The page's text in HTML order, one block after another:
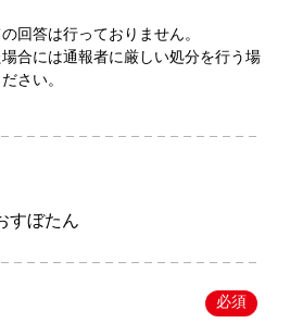
回答は行っておりません。
合には通報者に厳しい処分を行う場
さい。
すぼたん
必須